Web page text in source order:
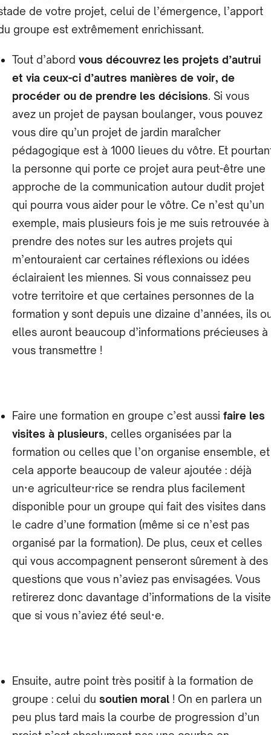
de votre projet, celui de l’émergence, l’apport
groupe est extrêmement enrichissant.
Tout d’abord vous découvrez les projets d’autrui
et via ceux-ci d’autres manières de voir, de
procéder ou de prendre les décisions. Si vous
avez un projet de paysan boulanger, vous pouvez
vous dire qu’un projet de jardin maraîcher
pédagogique est à 1000 lieues du vôtre. Et
la personne qui porte ce projet aura peut-être une
approche de la communication autour dudit projet
qui pourra vous aider pour le vôtre. Ce n’est qu’un
exemple, mais plusieurs fois je me suis retrouvée à
prendre des notes sur les autres projets qui
m’entouraient car certaines réflexions ou idées
éclairaient les miennes. Si vous connaissez peu
votre territoire et que certaines personnes de la
formation y sont depuis une dizaine d’années, ils
elles auront beaucoup d’informations précieuses à
vous transmettre !
Faire une formation en groupe c’est aussi faire les
visites à plusieurs, celles organisées par la
formation ou celles que l’on organise ensemble, et
cela apporte beaucoup de valeur ajoutée : déjà
un·e agriculteur·rice se rendra plus facilement
disponible pour un groupe qui fait des visites dans
le cadre d’une formation (même si ce n’est pas
organisé par la formation). De plus, ceux et celles
qui vous accompagnent penseront sûrement à des
questions que vous n’aviez pas envisagées. Vous
retirerez donc davantage d’informations de la visite
que si vous n’aviez été seul·e.
Ensuite, autre point très positif à la formation de
groupe : celui du soutien moral! On en parlera un
peu plus tard mais la courbe de progression d’un